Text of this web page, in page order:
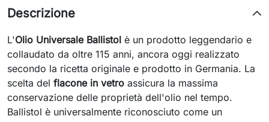
Descrizione
L'Olio Universale Ballistol è un prodotto leggendario e
collaudato da oltre 115 anni, ancora oggi realizzato
secondo la ricetta originale e prodotto in Germania. La
scelta del flacone in vetro assicura la massima
conservazione delle proprietà dell'olio nel tempo.
Ballistol è universalmente riconosciuto come un